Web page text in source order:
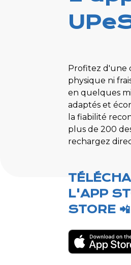
Profitez d'une
physique ni
en quelques
adaptés et
la fiabilité
plus de 200
rechargez
L'APP
STORE 📲